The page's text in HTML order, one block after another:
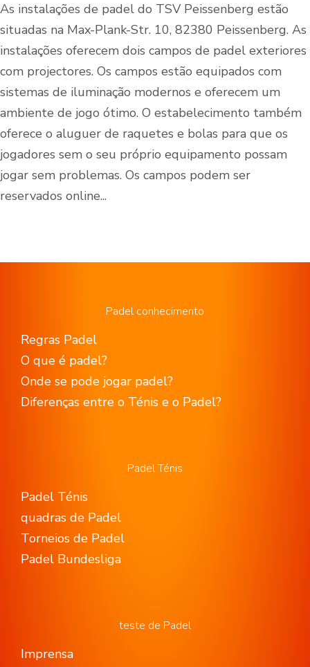
As instalações de padel do TSV Peissenberg estão
situadas na Max-Plank-Str. 10, 82380 Peissenberg. As
instalações oferecem dois campos de padel exteriores
com projectores. Os campos estão equipados com
sistemas de iluminação modernos e oferecem um
ambiente de jogo ótimo. O estabelecimento também
oferece o aluguer de raquetes e bolas para que os
jogadores sem o seu próprio equipamento possam
jogar sem problemas. Os campos podem ser
reservados online...
Padel conhecimento
Regras Padel
O que é padel?
Onde se pode jogar padel?
Diferenças entre o Ténis e o Padel?
Padel Ténis
Padel Ténis
quadras de Padel
Torneios de Padel
Padel Bundesliga
teste de Padel
Imprensa